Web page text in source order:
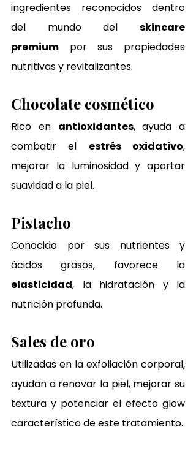
ingredientes reconocidos dentro
del mundo del skincare
premium por sus propiedades
nutritivas y revitalizantes.
Chocolate cosmético
Rico en antioxidantes, ayuda a
combatir el estrés oxidativo,
mejorar la luminosidad y aportar
suavidad a la piel.
Pistacho
Conocido por sus nutrientes y
elasticidad, la hidratación y la
nutrición profunda.
Sales de oro
Utilizadas en la exfoliación corporal,
ayudan a renovar la piel, mejorar su
textura y potenciar el efecto glow
característico de este tratamiento.